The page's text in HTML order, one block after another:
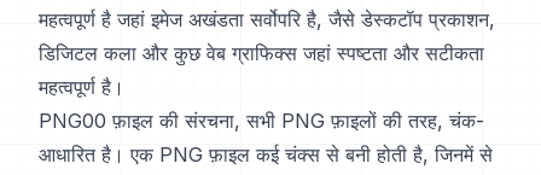
महत्वपूर्ण है जहां इमेज अखंडता सर्वोपरि है, जैसे डेस्कटॉप प्रकाशन,
डिजिटल कला और कुछ वेब ग्राफिक्स जहां स्पष्टता और सटीकता
महत्वपूर्ण है।
PNG00 फ़ाइल की संरचना, सभी PNG फ़ाइलों की तरह, चंक-
आधारित है। एक PNG फ़ाइल कई चंक्स से बनी होती है, जिनमें से